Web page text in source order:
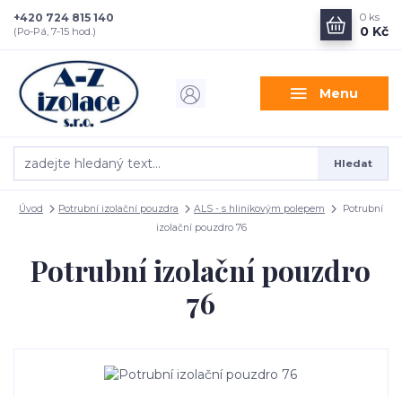
Menu
Hledat
+420 724 815 140
(Po-Pá, 7-15 hod.)
0 ks
0 Kč
Úvod Potrubní izolační pouzdra ALS - s hliníkovým polepem
Potrubní
izolační pouzdro 76
Potrubní izolační pouzdro
76